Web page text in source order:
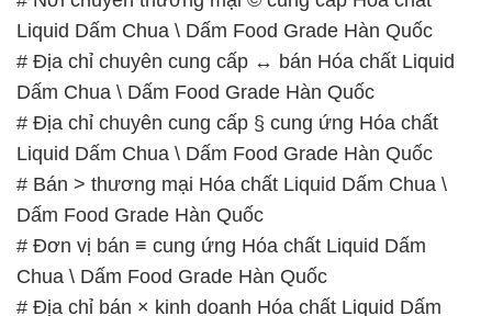
Liquid Dấm Chua \ Dấm Food Grade Hàn Quốc
# Địa chỉ chuyên cung cấp ↔ bán Hóa chất Liquid
Dấm Chua \ Dấm Food Grade Hàn Quốc
# Địa chỉ chuyên cung cấp § cung ứng Hóa chất
Liquid Dấm Chua \ Dấm Food Grade Hàn Quốc
# Bán > thương mại Hóa chất Liquid Dấm Chua \
Dấm Food Grade Hàn Quốc
# Đơn vị bán ≡ cung ứng Hóa chất Liquid Dấm
Chua \ Dấm Food Grade Hàn Quốc
# Địa chỉ bán × kinh doanh Hóa chất Liquid Dấm